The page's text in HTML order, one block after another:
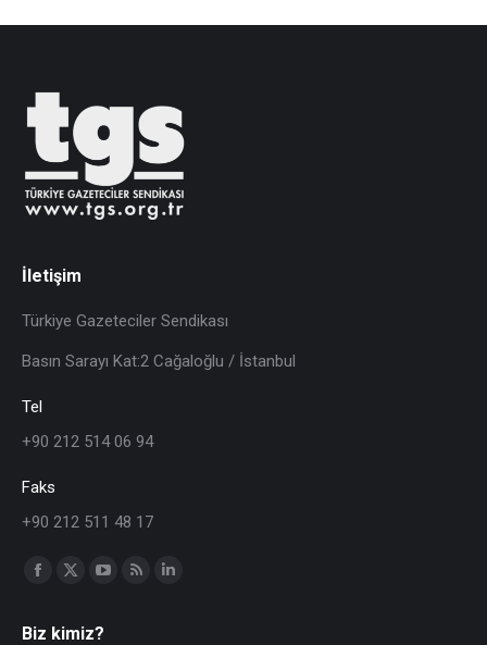
İletişim
Türkiye Gazeteciler Sendikası
Basın Sarayı Kat:2 Cağaloğlu / İstanbul
Tel
+90 212 514 06 94
Faks
+90 212 511 48 17
Find us on:
Biz kimiz?